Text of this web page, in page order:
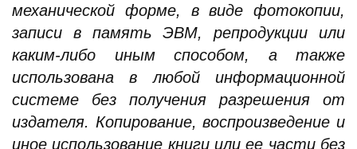
механической форме, в виде фотокопии,
записи в память ЭВМ, репродукции или
каким-либо иным способом, а также
использована в любой информационной
системе без получения разрешения от
издателя. Копирование, воспроизведение и
иное использование книги или ее части без